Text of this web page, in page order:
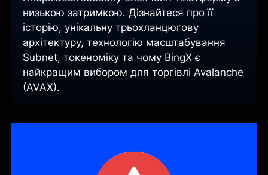
низькою затримкою. Дізнайтеся про її
історію, унікальну трьохланцюгову
архітектуру, технологію масштабування
Subnet, токеноміку та чому BingX є
найкращим вибором для торгівлі Avalanche
(AVAX).